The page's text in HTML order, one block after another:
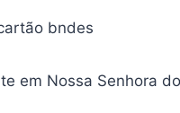
bndes
em Nossa Senhora